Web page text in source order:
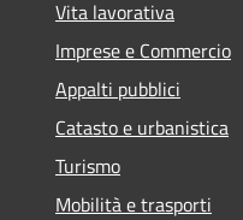
Vita lavorativa
Imprese e Commercio
Appalti pubblici
Catasto e urbanistica
Turismo
Mobilità e trasporti